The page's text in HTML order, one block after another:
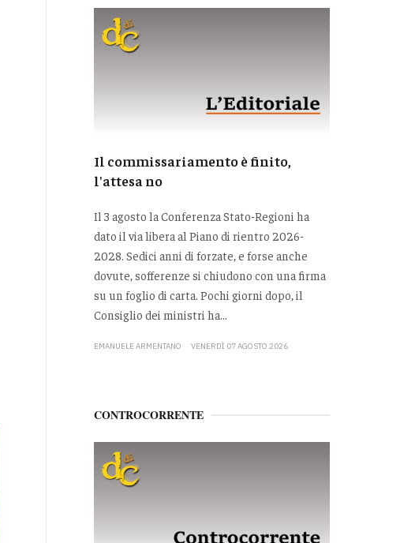
Il commissariamento è finito,
l'attesa no
Il 3 agosto la Conferenza Stato-Regioni ha
dato il via libera al Piano di rientro 2026-
2028. Sedici anni di forzate, e forse anche
dovute, sofferenze si chiudono con una firma
su un foglio di carta. Pochi giorni dopo, il
Consiglio dei ministri ha...
EMANUELE ARMENTANO VENERDÌ 07 AGOSTO 2026
CONTROCORRENTE